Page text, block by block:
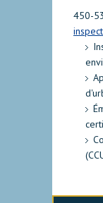
450-